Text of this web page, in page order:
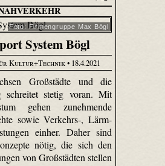
Foto: Firmengruppe Max Bögl
System Bögl
Kultur+Technik• 18.4.2021
Großstädte und die
schreitet stetig voran. Mit
gehen zunehmende
sowie Verkehrs-, Lärm-
einher. Daher sind
nötig, die sich den
von Großstädten stellen